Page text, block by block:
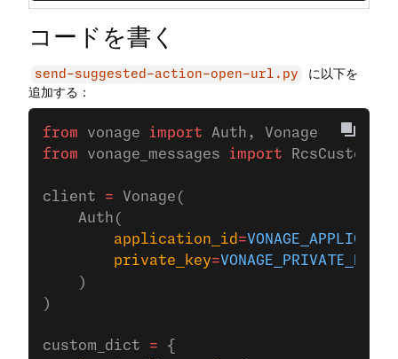
コードを書く
send-suggested-action-open-url.py
に以下を
追加する：
from vonage import Auth, Vonage
from vonage_messages import RcsCustom
client = Vonage(
    Auth(
        application_id
=
        private_key
=VONAGE_PRIVATE_KEY
    )
)
custom_dict = {